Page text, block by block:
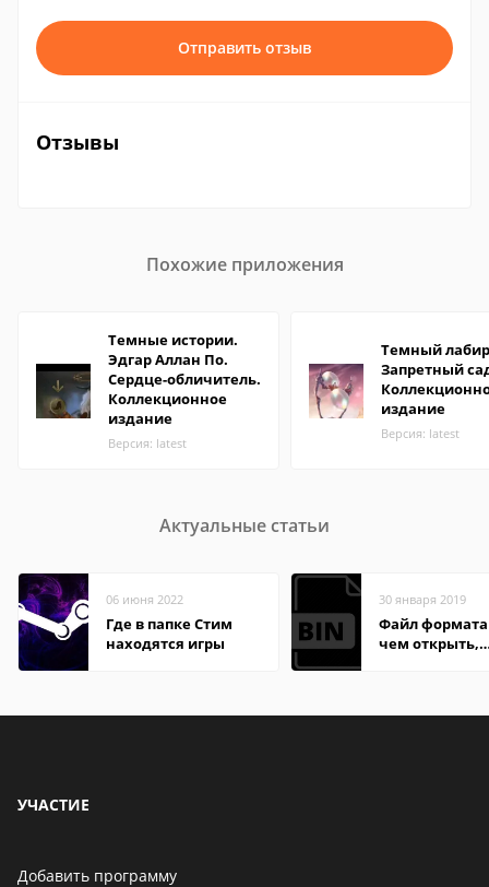
Отправить отзыв
Отзывы
Похожие приложения
Темные истории.
Эдгар Аллан По.
Сердце-обличитель.
Коллекционное
издание
Версия: latest
Темный
Запретный
издание
Версия: latest
Актуальные статьи
06 июня 2022
Где в папке Стим
находятся игры
30 января 2019
Файл формата
чем открыть,
УЧАСТИЕ
Добавить программу